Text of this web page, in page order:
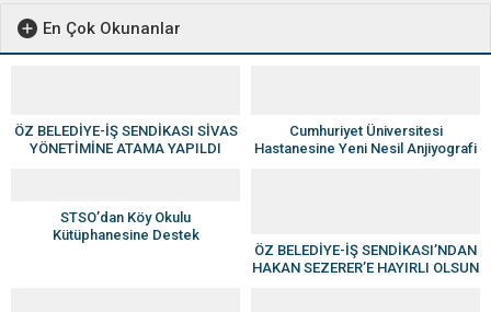
En Çok Okunanlar
ÖZ BELEDİYE-İŞ SENDİKASI SİVAS
YÖNETİMİNE ATAMA YAPILDI
Cumhuriyet Üniversitesi
Hastanesine Yeni Nesil Anjiyografi
STSO’dan Köy Okulu
Kütüphanesine Destek
ÖZ BELEDİYE-İŞ SENDİKASI’NDAN
HAKAN SEZERER’E HAYIRLI OLSUN